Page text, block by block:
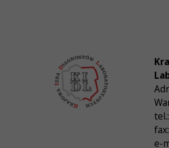
tel.:
fax:
e-